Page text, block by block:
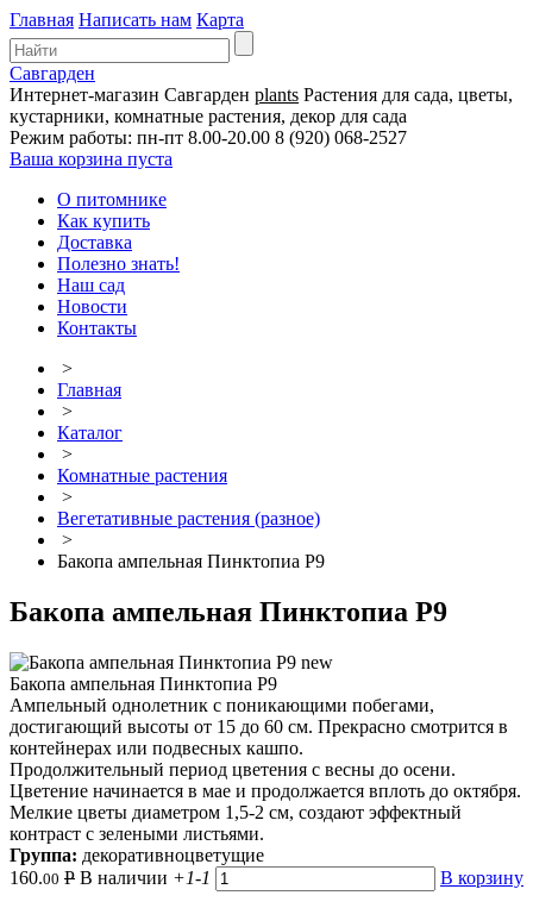
Главная Написать нам Карта
Савгарден
Интернет-магазин Савгарден plants Растения для сада, цветы,
кустарники, комнатные растения, декор для сада
Режим работы: пн-пт 8.00-20.00 8 (920) 068-2527
Ваша корзина пуста
О питомнике
Как купить
Доставка
Полезно знать!
Наш сад
Новости
Контакты
>
Главная
>
Каталог
>
Комнатные растения
>
Вегетативные растения (разное)
>
Бакопа ампельная Пинктопиа Р9
Бакопа ампельная Пинктопиа Р9
new
Бакопа ампельная Пинктопиа Р9
Ампельный однолетник с поникающими побегами,
достигающий высоты от 15 до 60 см. Прекрасно смотрится в
контейнерах или подвесных кашпо.
Продолжительный период цветения с весны до осени.
Цветение начинается в мае и продолжается вплоть до октября.
Мелкие цветы диаметром 1,5-2 см, создают эффектный
контраст с зелеными листьями.
Группа: декоративноцветущие
160.00 Р В наличии +1-1 В корзину